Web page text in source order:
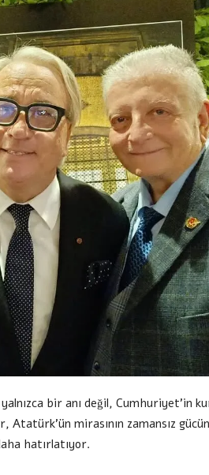
bir anı değil, Cumhuriyet’in
mirasının zamansız
hatırlatıyor.